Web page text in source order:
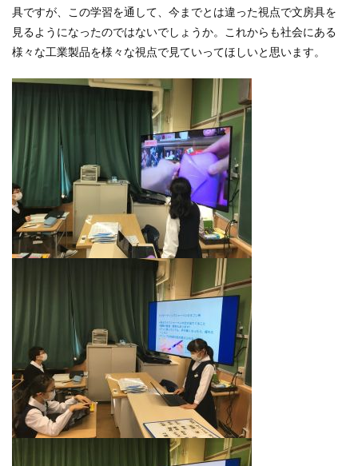
具ですが、この学習を通して、今までとは違った視点で文房具を
見るようになったのではないでしょうか。これからも社会にある
様々な工業製品を様々な視点で見ていってほしいと思います。